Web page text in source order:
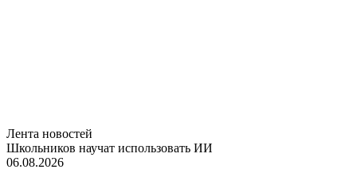
Лента новостей
Школьников научат использовать ИИ
06.08.2026